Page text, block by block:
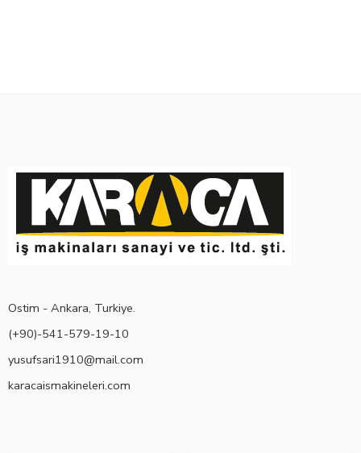
Ostim - Ankara, Turkiye.
(+90)-541-579-19-10
yusufsari1910@mail.com
karacaismakineleri.com